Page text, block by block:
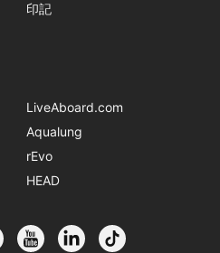
印記
LiveAboard.com
Aqualung
rEvo
HEAD